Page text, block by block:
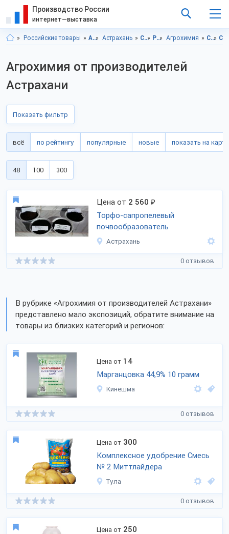
Производство России
интернет—выставка
Российские товары Астраханская область Астрахань Сельское хозяйство Растениеводство Агрохимия Сельское хозяйство, Астраханская область
Агрохимия от производителей
Астрахани
Показать фильтр
всё по рейтингу популярные новые показать на карте
48 100 300
Цена от 2 560 ₽
Торфо-сапропелевый
почвообразователь
Астрахань
0 отзывов
В рубрике «Агрохимия от производителей Астрахани»
представлено мало экспозиций, обратите внимание на
товары из близких категорий и регионов:
Цена от 14
Марганцовка 44,9% 10 грамм
Кинешма
0 отзывов
Цена от 300
Комплексное удобрение Смесь
№ 2 Миттлайдера
Тула
0 отзывов
Цена от 250